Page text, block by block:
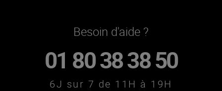
Besoin d'aide ?
01 80 38 38 50
6J sur 7 de 11H à 19H